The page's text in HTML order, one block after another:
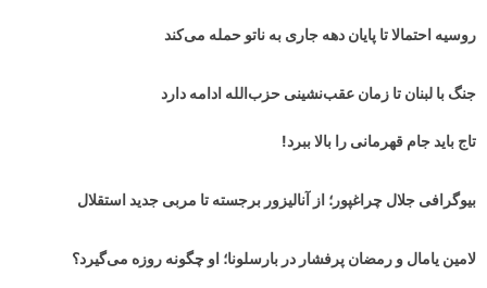
روسیه احتمالا تا پایان دهه جاری به ناتو حمله می‌کند
جنگ با لبنان تا زمان عقب‌نشینی حزب‌الله ادامه دارد
تاج باید جام قهرمانی را بالا ببرد!
بیوگرافی جلال چراغپور؛ از آنالیزور برجسته تا مربی جدید استقلال
لامین یامال و رمضان پرفشار در بارسلونا؛ او چگونه روزه می‌گیرد؟